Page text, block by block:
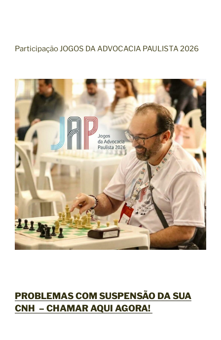
Participação JOGOS DA ADVOCACIA PAULISTA 2026
PROBLEMAS COM SUSPENSÃO DA SUA
CNH – CHAMAR AQUI AGORA!